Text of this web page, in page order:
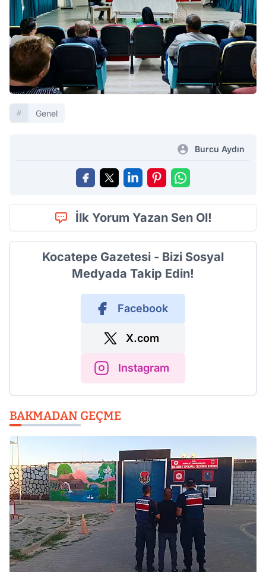
Genel
Burcu Aydın
İlk Yorum Yazan Sen Ol!
Kocatepe Gazetesi - Bizi Sosyal
Medyada Takip Edin!
Facebook
X.com
Instagram
BAKMADAN GEÇME